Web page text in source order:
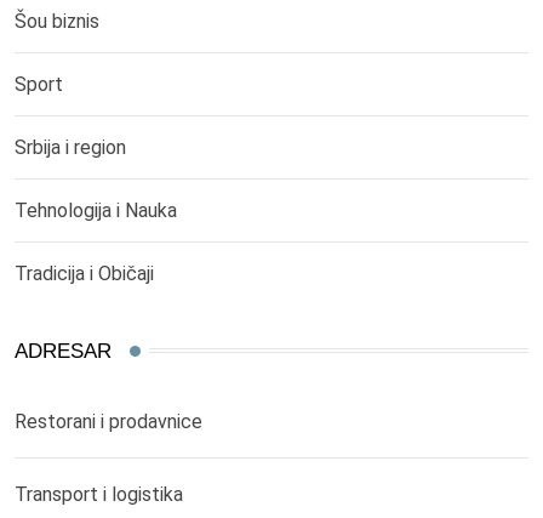
Šou biznis
Sport
Srbija i region
Tehnologija i Nauka
Tradicija i Običaji
ADRESAR
Restorani i prodavnice
Transport i logistika